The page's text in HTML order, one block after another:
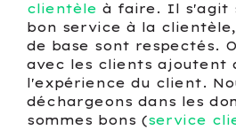
clientèle à faire. Il s'agit
bon service à la
de base sont respectés.
avec les clients ajoutent
l'expérience du client.
déchargeons dans les
sommes bons (service